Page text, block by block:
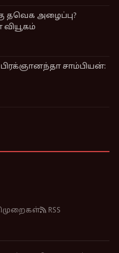
தவெக அழைப்பு?
சாம்பியன்:
RSS